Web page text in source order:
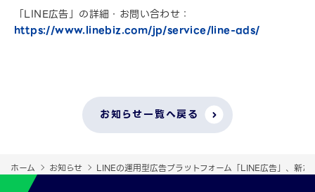
「LINE広告」の詳細・お問い合わせ：
https://www.linebiz.com/jp/service/line-ads/
お知らせ一覧へ戻る
ホーム お知らせ LINEの運用型広告プラットフォーム「LINE広告」、新